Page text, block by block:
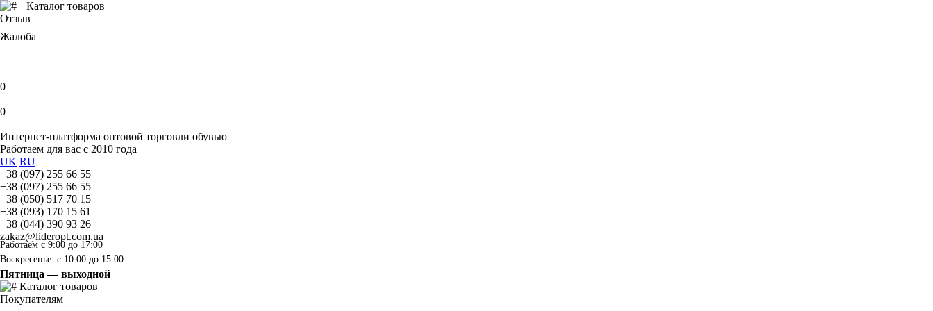
Каталог товаров
Отзыв
Жалоба
0
0
Интернет-платформа оптовой торговли обувью
Работаем для вас с 2010 года
UK RU
+38 (097) 255 66 55
+38 (097) 255 66 55
+38 (050) 517 70 15
+38 (093) 170 15 61
+38 (044) 390 93 26
zakaz@lideropt.com.ua
Работаем с 9:00 до 17:00
Воскресенье: с 10:00 до 15:00
Пятница — выходной
Каталог товаров
Покупателям